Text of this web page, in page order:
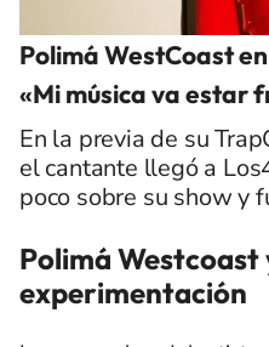
Polimá WestCoast
«Mi música va estar
En la previa de su
el cantante llegó a
poco sobre su show y
Polimá Westcoast
experimentación